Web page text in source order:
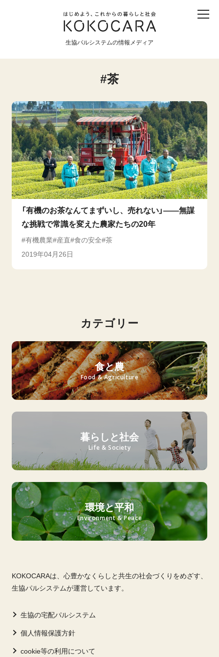
生協パルシステムの情報メディア
産直 食育 食べる 震災
暮らしと社会
環境と平和
生協の宅配パルシステム
茶
「有機のお茶なんてまずいし、売れない」――無謀
な挑戦で常識を変えた農家たちの20年
有機農業 産直 食の安全 茶
2019年04月26日
カテゴリー
食と農
Food & Agriculture
暮らしと社会
Life & Society
環境と平和
Environment & Peace
KOKOCARAは、心豊かなくらしと共生の社会づくりをめざす、
生協パルシステムが運営しています。
生協の宅配パルシステム
個人情報保護方針
cookie等の利用について